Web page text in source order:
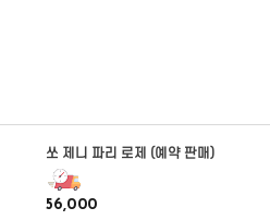
쏘 제니 파리 로제 (예약 판매)
56,000